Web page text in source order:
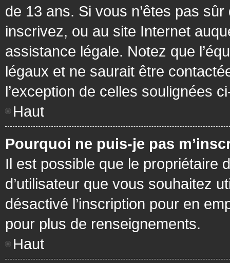
de 13 ans. Si vous n’êtes pas
inscrivez, ou au site Internet
assistance légale. Notez que
légaux et ne saurait être
l’exception de celles soulignées
Haut
Pourquoi ne puis-je pas
Il est possible que le propriétaire
d’utilisateur que vous souhaitez
désactivé l’inscription pour en
pour plus de renseignements.
Haut